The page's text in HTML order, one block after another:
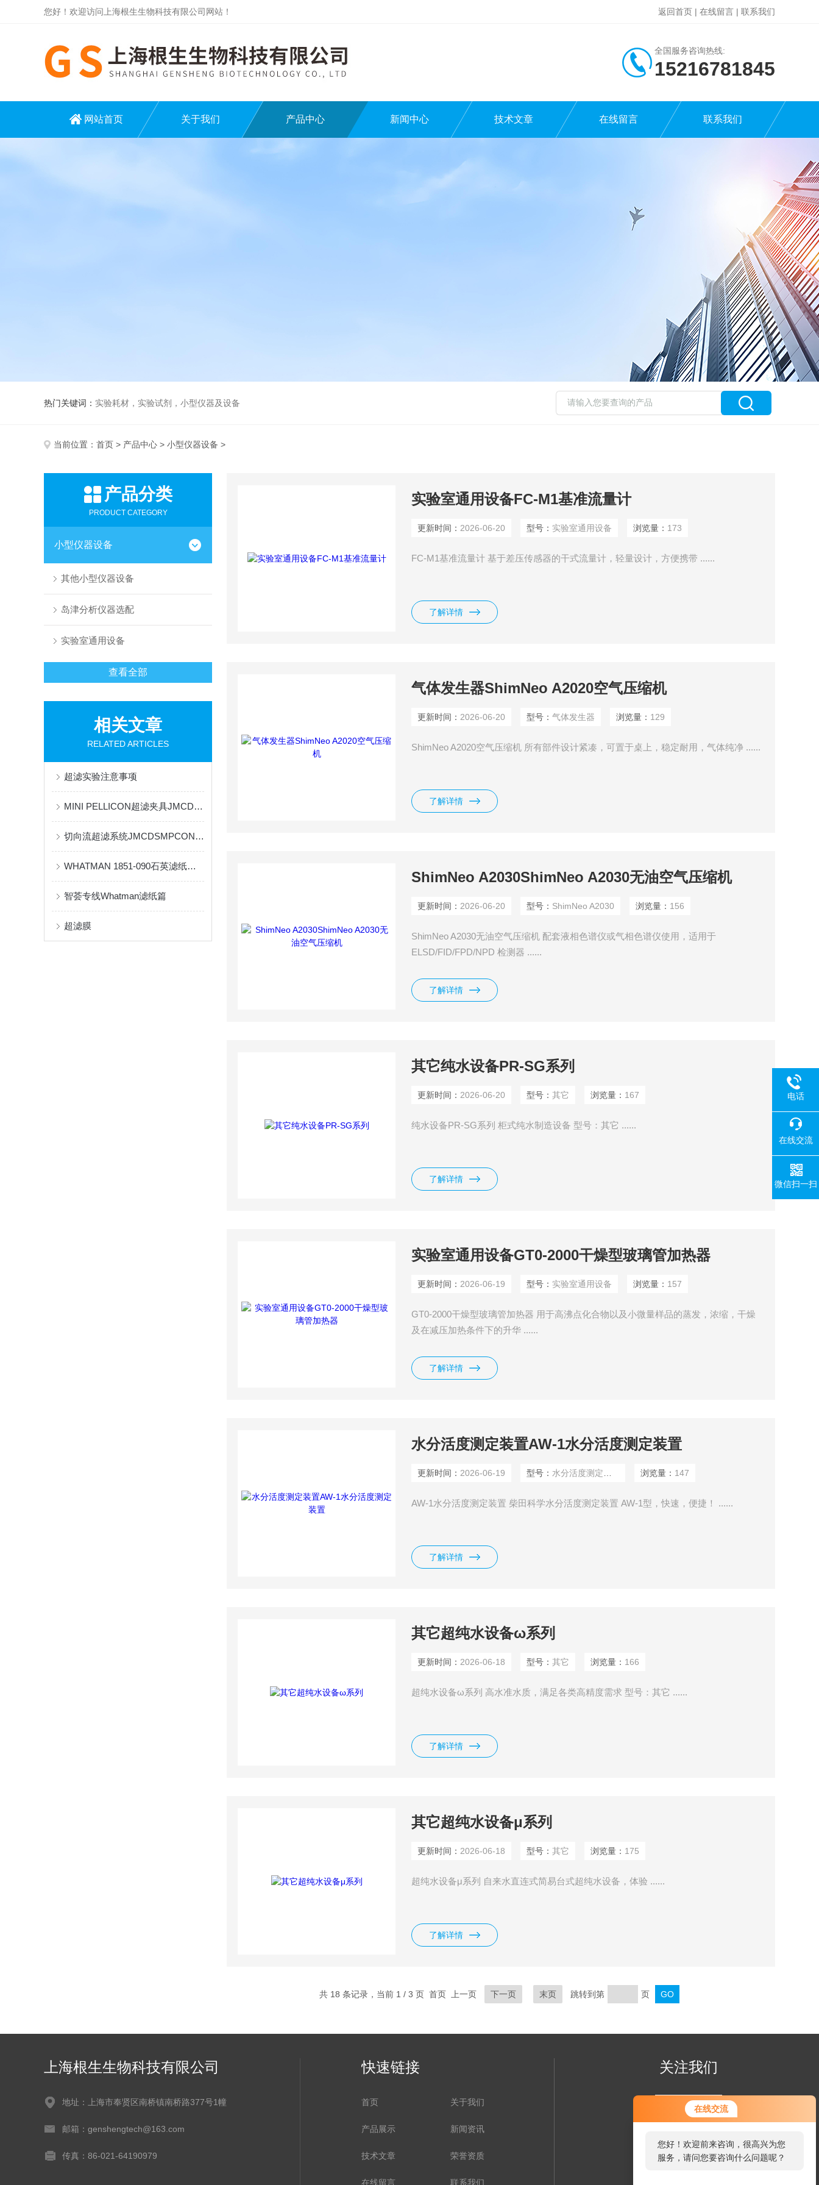
在线交流
您好！欢迎前来咨询，很高兴为您
服务，请问您要咨询什么问题呢？
您好！欢迎访问上海根生生物科技有限公司网站！ 返回首页 | 在线留言 | 联系我们
全国服务咨询热线:
15216781845
网站首页 关于我们 产品中心 新闻中心 技术文章 在线留言 联系我们
热门关键词： 实验耗材，实验试剂，小型仪器及设备
当前位置： 首页 > 产品中心 > 小型仪器设备 >
产品分类
PRODUCT CATEGORY
小型仪器设备
其他小型仪器设备
岛津分析仪器选配
实验室通用设备
查看全部
相关文章
RELATED ARTICLES
超滤实验注意事项
MINI PELLICON超滤夹具JMCDSMPCON的工作原理与应用领域解析
切向流超滤系统JMCDSMPCON的工作原理和具体优点介绍
WHATMAN 1851-090石英滤纸的特性是其高温稳定性
智荟专线Whatman滤纸篇
超滤膜
实验室通用设备FC-M1基准流量计
更新时间： 2026-06-20 型号： 实验室通用设备 浏览量： 173
FC-M1基准流量计 基于差压传感器的干式流量计，轻量设计，方便携带 ......
了解详情
气体发生器ShimNeo A2020空气压缩机
更新时间： 2026-06-20 型号：气体发生器 浏览量： 129
ShimNeo A2020空气压缩机 所有部件设计紧凑，可置于桌上，稳定耐用，气体纯净 ......
了解详情
ShimNeo A2030ShimNeo A2030无油空气压缩机
更新时间： 2026-06-20 型号： ShimNeo A2030 浏览量： 156
ShimNeo A2030无油空气压缩机 配套液相色谱仪或气相色谱仪使用，适用于
ELSD/FID/FPD/NPD 检测器 ......
了解详情
其它纯水设备PR-SG系列
更新时间： 2026-06-20 型号：其它 浏览量： 167
纯水设备PR-SG系列 柜式纯水制造设备 型号：其它 ......
了解详情
实验室通用设备GT0-2000干燥型玻璃管加热器
更新时间： 2026-06-19 型号： 实验室通用设备 浏览量： 157
GT0-2000干燥型玻璃管加热器 用于高沸点化合物以及小微量样品的蒸发，浓缩，干燥
及在减压加热条件下的升华 ......
了解详情
水分活度测定装置AW-1水分活度测定装置
更新时间： 2026-06-19 型号： 水分活度测定装置 浏览量： 147
AW-1水分活度测定装置 柴田科学水分活度测定装置 AW-1型，快速，便捷！ ......
了解详情
其它超纯水设备ω系列
更新时间： 2026-06-18 型号：其它 浏览量： 166
超纯水设备ω系列 高水准水质，满足各类高精度需求 型号：其它 ......
了解详情
其它超纯水设备μ系列
更新时间： 2026-06-18 型号：其它 浏览量： 175
超纯水设备μ系列 自来水直连式简易台式超纯水设备，体验 ......
了解详情
共 18 条记录，当前 1 / 3 页 首页 上一页 下一页 末页 跳转到第 页
上海根生生物科技有限公司
地址：上海市奉贤区南桥镇南桥路377号1幢
邮箱：genshengtech@163.com
传真：86-021-64190979
快速链接
首页 关于我们
产品展示 新闻资讯
技术文章 荣誉资质
在线留言 联系我们
关注我们
电话
在线交流
微信扫一扫